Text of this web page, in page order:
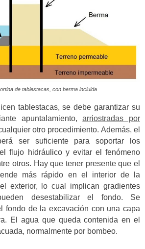
de tablestacas, con berma incluida
tablestacas, se debe garantizar su
apuntalamiento,arriostradas por
otro procedimiento. Además, el
ser suficiente para soportar los
flujo hidráulico y evitar el fenómeno
otros. Hay que tener presente que el
más rápido en el interior de la
exterior, lo cual implican gradientes
desestabilizar el fondo. Se
fondo de la excavación con una capa
El agua que queda contenida en el
normalmente por bombeo.